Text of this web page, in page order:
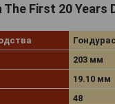
First 20 Years
Гондурас
203 мм
19.10 мм
48